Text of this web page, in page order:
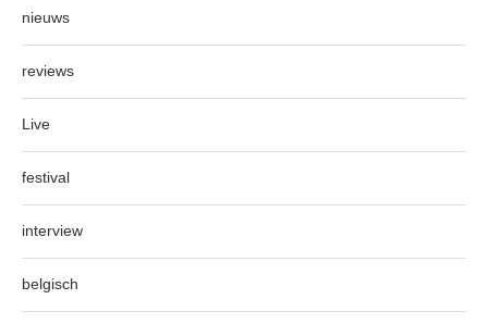
nieuws
reviews
Live
festival
interview
belgisch